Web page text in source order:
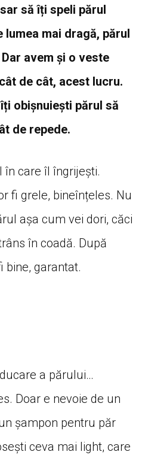
să îți speli părul
mai dragă, părul
avem și o veste
de cât, acest lucru.
obișnuiești părul să
de repede.
care îl îngrijești.
fi grele, bineînțeles. Nu
așa cum vei dori, căci
în coadă. După
bine, garantat.
a părului…
Doar e nevoie de un
șampon pentru păr
ceva mai light, care